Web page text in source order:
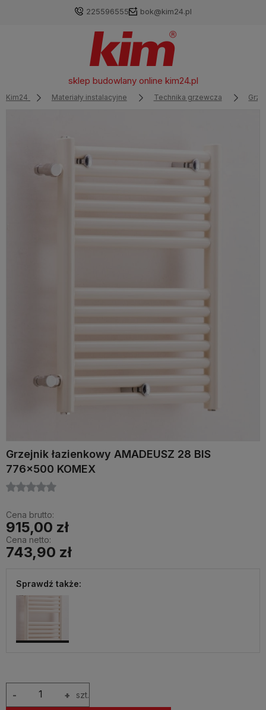
225596555 bok@kim24.pl
sklep budowlany online kim24.pl
Kim24 Materiały instalacyjne Technika grzewcza
Grzejnik łazienkowy AMADEUSZ 28 BIS
776x500 KOMEX
Cena brutto:
915,00 zł
Cena netto:
743,90 zł
Sprawdź także:
+
- szt.